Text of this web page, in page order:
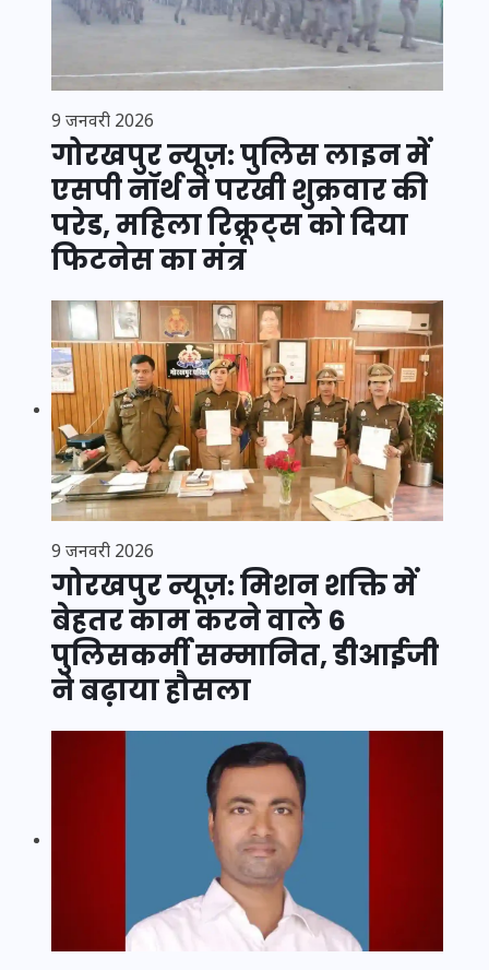
9 जनवरी 2026
गोरखपुर न्यूज़: पुलिस लाइन में
एसपी नॉर्थ ने परखी शुक्रवार की
परेड, महिला रिक्रूट्स को दिया
फिटनेस का मंत्र
9 जनवरी 2026
गोरखपुर न्यूज़: मिशन शक्ति में
बेहतर काम करने वाले 6
पुलिसकर्मी सम्मानित, डीआईजी
ने बढ़ाया हौसला